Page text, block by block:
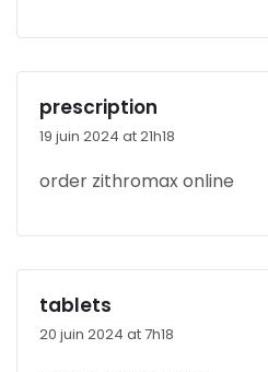
prescription
19 juin 2024 at 21h18
order zithromax online
tablets
20 juin 2024 at 7h18